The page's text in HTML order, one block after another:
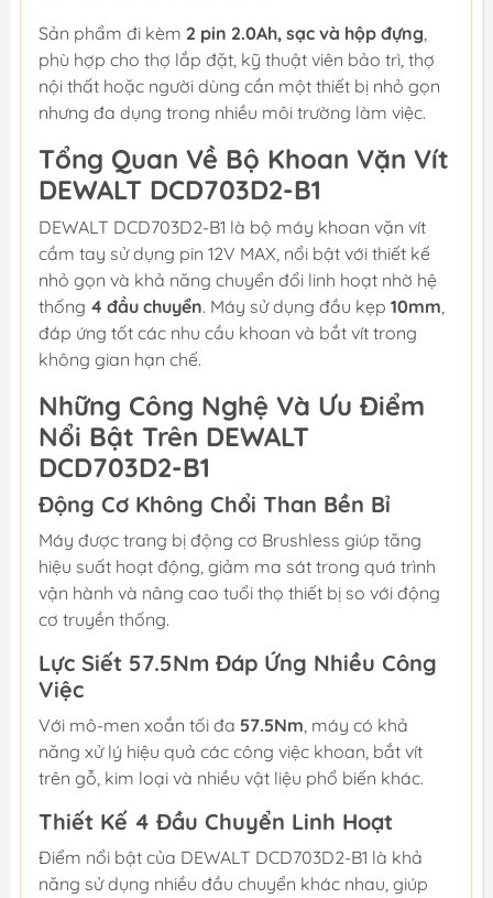
Sản phẩm đi kèm 2 pin 2.0Ah, sạc và hộp đựng,
phù hợp cho thợ lắp đặt, kỹ thuật viên bảo trì, thợ
nội thất hoặc người dùng cần một thiết bị nhỏ gọn
nhưng đa dụng trong nhiều môi trường làm việc.
Tổng Quan Về Bộ Khoan Vặn Vít
DEWALT DCD703D2-B1
DEWALT DCD703D2-B1 là bộ máy khoan vặn vít
cầm tay sử dụng pin 12V MAX, nổi bật với thiết kế
nhỏ gọn và khả năng chuyển đổi linh hoạt nhờ hệ
thống 4 đầu chuyển. Máy sử dụng đầu kẹp 10mm,
đáp ứng tốt các nhu cầu khoan và bắt vít trong
không gian hạn chế.
Những Công Nghệ Và Ưu Điểm
Nổi Bật Trên DEWALT
DCD703D2-B1
Động Cơ Không Chổi Than Bền Bỉ
Máy được trang bị động cơ Brushless giúp tăng
hiệu suất hoạt động, giảm ma sát trong quá trình
vận hành và nâng cao tuổi thọ thiết bị so với động
cơ truyền thống.
Lực Siết 57.5Nm Đáp Ứng Nhiều Công
Việc
Với mô-men xoắn tối đa 57.5Nm, máy có khả
năng xử lý hiệu quả các công việc khoan, bắt vít
trên gỗ, kim loại và nhiều vật liệu phổ biến khác.
Thiết Kế 4 Đầu Chuyển Linh Hoạt
Điểm nổi bật của DEWALT DCD703D2-B1 là khả
năng sử dụng nhiều đầu chuyển khác nhau, giúp